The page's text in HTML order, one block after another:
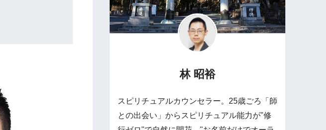
林 昭裕
スピリチュアルカウンセラー。25歳ごろ「師
との出会い」からスピリチュアル能力が"修